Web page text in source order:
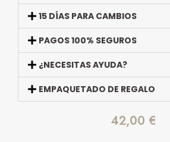
15 DÍAS PARA CAMBIOS
PAGOS 100% SEGUROS
¿NECESITAS AYUDA?
EMPAQUETADO DE REGALO
42,00 €